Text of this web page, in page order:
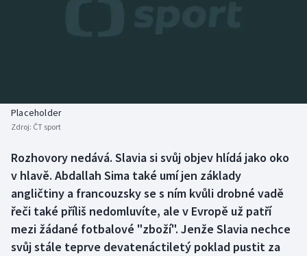
Biatlon
Box
Curling
Dostihy
Aplikace ČT sport
Placeholder
Zdroj: ČT sport
Rozhovory nedává. Slavia si svůj objev hlídá jako oko
v hlavě. Abdallah Sima také umí jen základy
angličtiny a francouzsky se s ním kvůli drobné vadě
řeči také příliš nedomluvíte, ale v Evropě už patří
mezi žádané fotbalové "zboží". Jenže Slavia nechce
svůj stále teprve devatenáctiletý poklad pustit za